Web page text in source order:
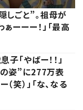
ごと”。祖母が
ーー！」「最高
「やばー！！」
姿”に277万表
笑）」「な、なる